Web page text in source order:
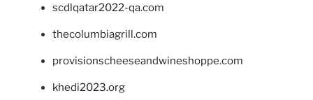
scdlqatar2022-qa.com
thecolumbiagrill.com
provisionscheeseandwineshoppe.com
khedi2023.org